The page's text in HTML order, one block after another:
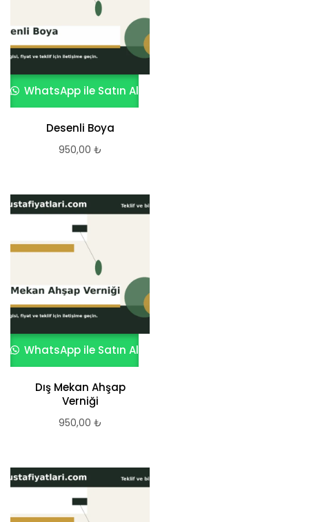
WhatsApp ile Satın Al
Desenli Boya
950,00 ₺
WhatsApp ile Satın Al
Dış Mekan Ahşap
Verniği
950,00 ₺